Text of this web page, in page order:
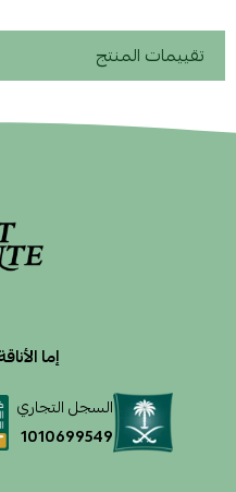
تقييمات المنتج
إما
السجل التجاري
1010699549